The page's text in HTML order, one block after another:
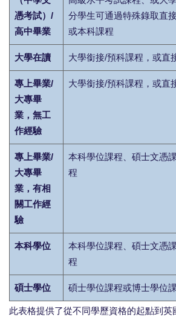
憑考試）/
高中畢業
分學生可通過特殊錄取直
或本科課程
大學在讀 大學銜接/預科課程，或直
專上畢業/
大專畢
業，無工
作經驗
大學銜接/預科課程，或直
專上畢業/
大專畢
業，有相
關工作經
驗
本科學位課程、碩士文憑
程
本科學位
本科學位課程、碩士文憑
程
碩士學位 碩士學位課程或博士學位
此表格提供了從不同學歷資格的起點到英